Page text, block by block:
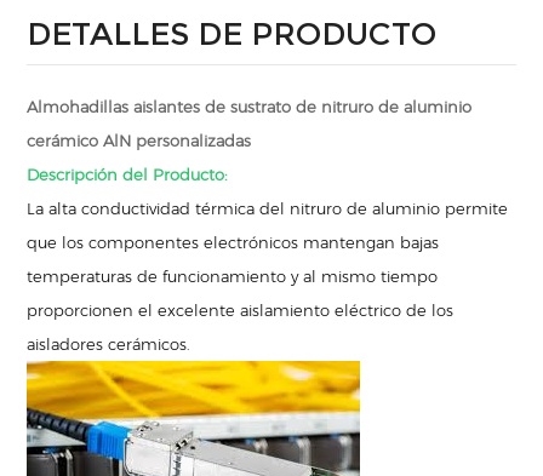
DETALLES DE PRODUCTO
Almohadillas aislantes de sustrato de nitruro de aluminio
cerámico AlN personalizadas
Descripción del Producto:
La alta conductividad térmica del nitruro de aluminio permite
que los componentes electrónicos mantengan bajas
temperaturas de funcionamiento y al mismo tiempo
proporcionen el excelente aislamiento eléctrico de los
aisladores cerámicos.